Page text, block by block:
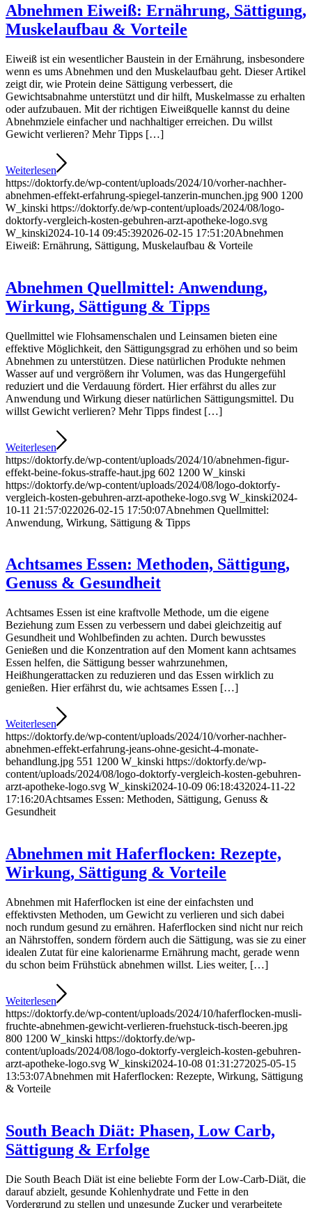
Abnehmen Eiweiß: Ernährung, Sättigung,
Muskelaufbau & Vorteile
Eiweiß ist ein wesentlicher Baustein in der Ernährung, insbesondere
wenn es ums Abnehmen und den Muskelaufbau geht. Dieser Artikel
zeigt dir, wie Protein deine Sättigung verbessert, die
Gewichtsabnahme unterstützt und dir hilft, Muskelmasse zu erhalten
oder aufzubauen. Mit der richtigen Eiweißquelle kannst du deine
Abnehmziele einfacher und nachhaltiger erreichen. Du willst
Gewicht verlieren? Mehr Tipps […]
Weiterlesen
https://doktorfy.de/wp-content/uploads/2024/10/vorher-nachher-
abnehmen-effekt-erfahrung-spiegel-tanzerin-munchen.jpg 900 1200
W_kinski https://doktorfy.de/wp-content/uploads/2024/08/logo-
doktorfy-vergleich-kosten-gebuhren-arzt-apotheke-logo.svg
W_kinski2024-10-14 09:45:392026-02-15 17:51:20Abnehmen
Eiweiß: Ernährung, Sättigung, Muskelaufbau & Vorteile
Abnehmen Quellmittel: Anwendung,
Wirkung, Sättigung & Tipps
Quellmittel wie Flohsamenschalen und Leinsamen bieten eine
effektive Möglichkeit, den Sättigungsgrad zu erhöhen und so beim
Abnehmen zu unterstützen. Diese natürlichen Produkte nehmen
Wasser auf und vergrößern ihr Volumen, was das Hungergefühl
reduziert und die Verdauung fördert. Hier erfährst du alles zur
Anwendung und Wirkung dieser natürlichen Sättigungsmittel. Du
willst Gewicht verlieren? Mehr Tipps findest […]
Weiterlesen
https://doktorfy.de/wp-content/uploads/2024/10/abnehmen-figur-
effekt-beine-fokus-straffe-haut.jpg 602 1200 W_kinski
https://doktorfy.de/wp-content/uploads/2024/08/logo-doktorfy-
vergleich-kosten-gebuhren-arzt-apotheke-logo.svg W_kinski2024-
10-11 21:57:022026-02-15 17:50:07Abnehmen Quellmittel:
Anwendung, Wirkung, Sättigung & Tipps
Achtsames Essen: Methoden, Sättigung,
Genuss & Gesundheit
Achtsames Essen ist eine kraftvolle Methode, um die eigene
Beziehung zum Essen zu verbessern und dabei gleichzeitig auf
Gesundheit und Wohlbefinden zu achten. Durch bewusstes
Genießen und die Konzentration auf den Moment kann achtsames
Essen helfen, die Sättigung besser wahrzunehmen,
Heißhungerattacken zu reduzieren und das Essen wirklich zu
genießen. Hier erfährst du, wie achtsames Essen […]
Weiterlesen
https://doktorfy.de/wp-content/uploads/2024/10/vorher-nachher-
abnehmen-effekt-erfahrung-jeans-ohne-gesicht-4-monate-
behandlung.jpg 551 1200 W_kinski https://doktorfy.de/wp-
content/uploads/2024/08/logo-doktorfy-vergleich-kosten-gebuhren-
arzt-apotheke-logo.svg W_kinski2024-10-09 06:18:432024-11-22
17:16:20Achtsames Essen: Methoden, Sättigung, Genuss &
Gesundheit
Abnehmen mit Haferflocken: Rezepte,
Wirkung, Sättigung & Vorteile
Abnehmen mit Haferflocken ist eine der einfachsten und
effektivsten Methoden, um Gewicht zu verlieren und sich dabei
noch rundum gesund zu ernähren. Haferflocken sind nicht nur reich
an Nährstoffen, sondern fördern auch die Sättigung, was sie zu einer
idealen Zutat für eine kalorienarme Ernährung macht, gerade wenn
du schon beim Frühstück abnehmen willst. Lies weiter, […]
Weiterlesen
https://doktorfy.de/wp-content/uploads/2024/10/haferflocken-musli-
fruchte-abnehmen-gewicht-verlieren-fruehstuck-tisch-beeren.jpg
800 1200 W_kinski https://doktorfy.de/wp-
content/uploads/2024/08/logo-doktorfy-vergleich-kosten-gebuhren-
arzt-apotheke-logo.svg W_kinski2024-10-08 01:31:272025-05-15
13:53:07Abnehmen mit Haferflocken: Rezepte, Wirkung, Sättigung
& Vorteile
South Beach Diät: Phasen, Low Carb,
Sättigung & Erfolge
Die South Beach Diät ist eine beliebte Form der Low-Carb-Diät, die
darauf abzielt, gesunde Kohlenhydrate und Fette in den
Vordergrund zu stellen und ungesunde Zucker und verarbeitete